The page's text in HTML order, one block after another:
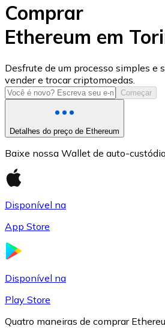
USD Coin
USDC
Comprar
Ethereum em
Desfrute de um processo simples e
vender e trocar criptomoedas.
Começar
Detalhes do preço de Ethereum
Baixe nossa Wallet de auto-
Disponível na
App Store
Disponível na
Play Store
Quatro maneiras de comprar